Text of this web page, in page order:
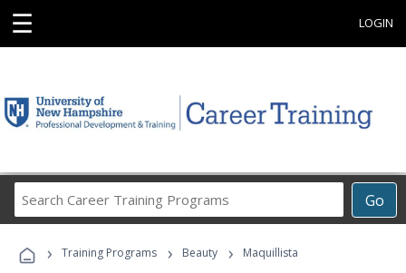
☰ LOGIN
Go
Career
Programs
› Training Programs › Beauty › Maquillista